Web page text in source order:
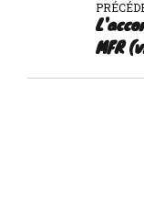
MFR